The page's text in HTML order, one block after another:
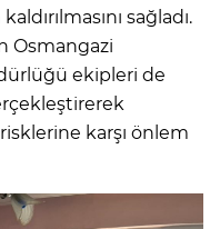
sağladı.
Osmangazi
ekipleri de
karşı önlem